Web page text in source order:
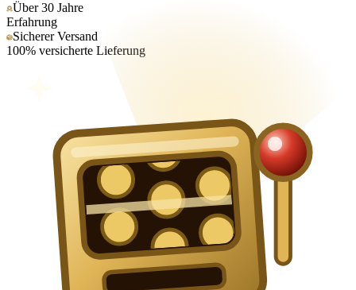
Über 30 Jahre
Erfahrung
Sicherer Versand
100% versicherte Lieferung